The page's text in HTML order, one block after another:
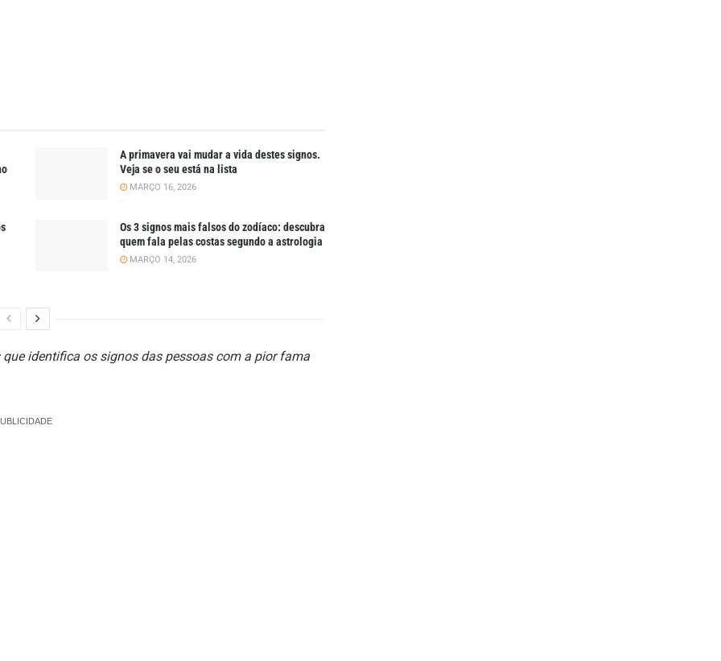
A primavera vai mudar a vida destes signos.
Veja se o seu está na lista
MARÇO 16, 2026
Os 3 signos mais falsos do zodíaco: descubra
quem fala pelas costas segundo a astrologia
MARÇO 14, 2026
identifica os signos das pessoas com a pior fama